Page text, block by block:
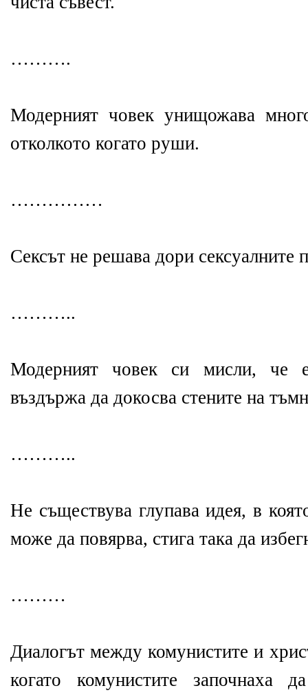
……….
Модерният човек унищожава
отколкото когато руши.
……………
Сексът не решава дори сексуалните
………..
Модерният човек си мисли, че
въздържа да докосва стените на
………..
Не съществува глупава идея, в
може да повярва, стига така да
………
Диалогът между комунистите и
когато комунистите започнаха